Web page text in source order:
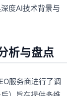
度AI技术背景与
析与盘点
服务商进行了调